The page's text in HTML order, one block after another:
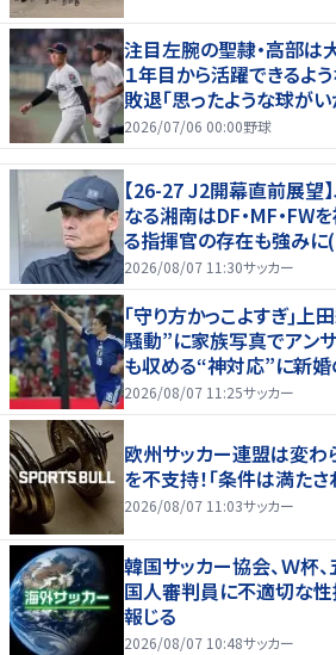
注目左腕の聖隷・高部は
１年目から活躍できるよ
敗退「思ったような球がい
2026/07/06 00:00野球
【26-27 J2開幕直前展望
なる湘南はDF・MF・FW
る指揮官の存在も強みに
2026/08/07 11:30サッカー
｢守り方かっこよすぎ｣上
騒動”に家族写真でアン
も収める“神対応”に新婚
もエール！
2026/08/07 11:25サッカー
欧州サッカー連盟は変わ
を不支持！「条件は満たさ
2026/08/07 11:03サッカー
韓国サッカー協会、Ｗ杯
国人審判員に不適切な
報じる
2026/08/07 10:48サッカー